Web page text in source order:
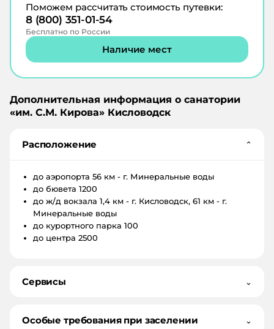
Поможем рассчитать стоимость путевки:
8 (800) 351-01-54
Бесплатно по России
Наличие мест
Дополнительная информация о санатории
«им. С.М. Кирова» Кисловодск
Расположение ⌄
до аэропорта 56 км - г. Минеральные воды
до бювета 1200
до ж/д вокзала 1,4 км - г. Кисловодск, 61 км - г.
Минеральные воды
до курортного парка 100
до центра 2500
Сервисы ⌄
Особые требования при заселении ⌄